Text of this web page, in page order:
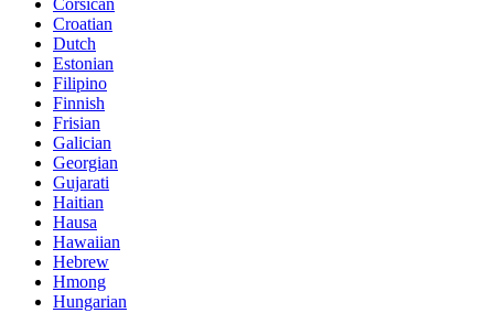
Croatian
Dutch
Estonian
Filipino
Finnish
Frisian
Galician
Georgian
Gujarati
Haitian
Hausa
Hawaiian
Hebrew
Hmong
Hungarian